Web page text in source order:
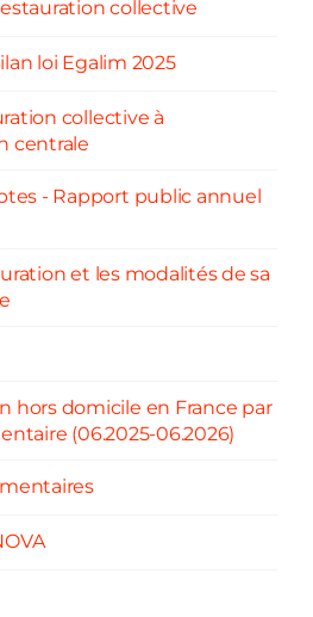
collective
loi Egalim 2025
collective à
centrale
- Rapport public annuel
et les modalités de sa
hors domicile en France par
(06.2025-06.2026)